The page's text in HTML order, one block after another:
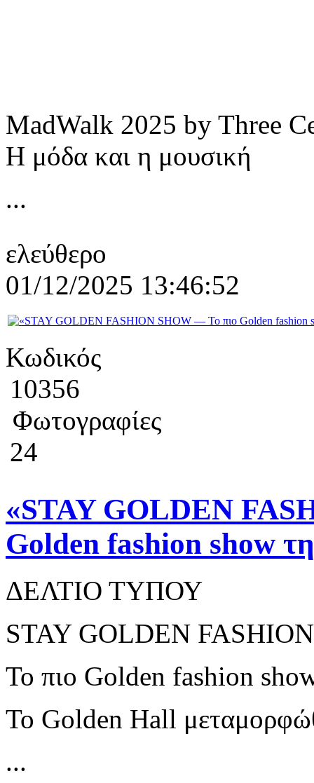
MadWalk 2025 by Three
Η μόδα και η μουσική
...
ελεύθερο
01/12/2025 13:46:52
Κωδικός
10356
Φωτογραφίες
24
«STAY GOLDEN
Golden fashion show
ΔΕΛΤΙΟ ΤΥΠΟΥ
STAY GOLDEN
Το πιο Golden fashion
Το Golden Hall
...